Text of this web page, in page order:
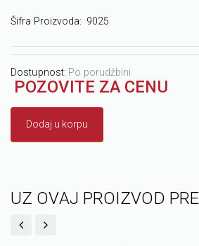
Šifra Proizvoda: 9025
Dostupnost: Po porudžbini
POZOVITE ZA CENU
Dodaj u korpu
UZ OVAJ PROIZVOD